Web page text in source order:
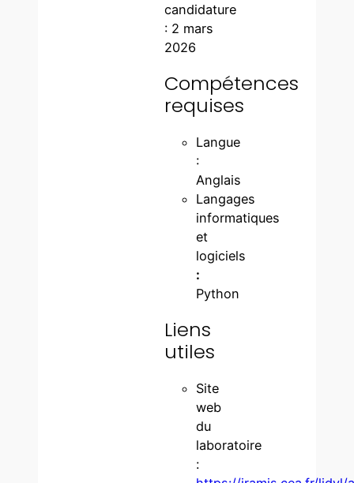
candidature
: 2 mars
2026
Compétences
requises
Langue
:
Anglais
Langages
informatiques
et
logiciels
:
Python
Liens
utiles
Site
web
du
laboratoire
: